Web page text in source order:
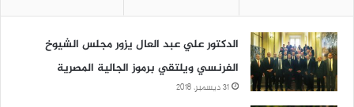
الدكتور علي عبد العال يزور مجلس الشيوخ
الفرنسي ويلتقي برموز الجالية المصرية
31 ديسمبر، 2018